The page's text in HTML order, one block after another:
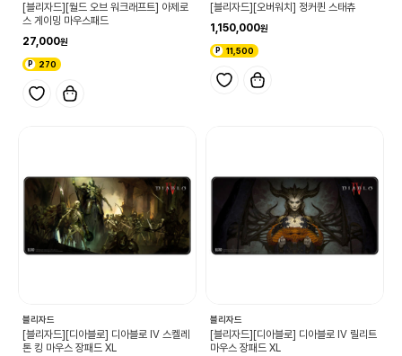
[블리자드][월드 오브 워크래프트] 아제로
스 게이밍 마우스패드
27,000
270
[블리자드][오버워치] 정커퀸 스태츄
1,150,000
11,500
블리자드
[블리자드][디아블로] 디아블로 IV 스켈레
톤 킹 마우스 장패드 XL
블리자드
[블리자드][디아블로] 디아블로 IV 릴리트
마우스 장패드 XL